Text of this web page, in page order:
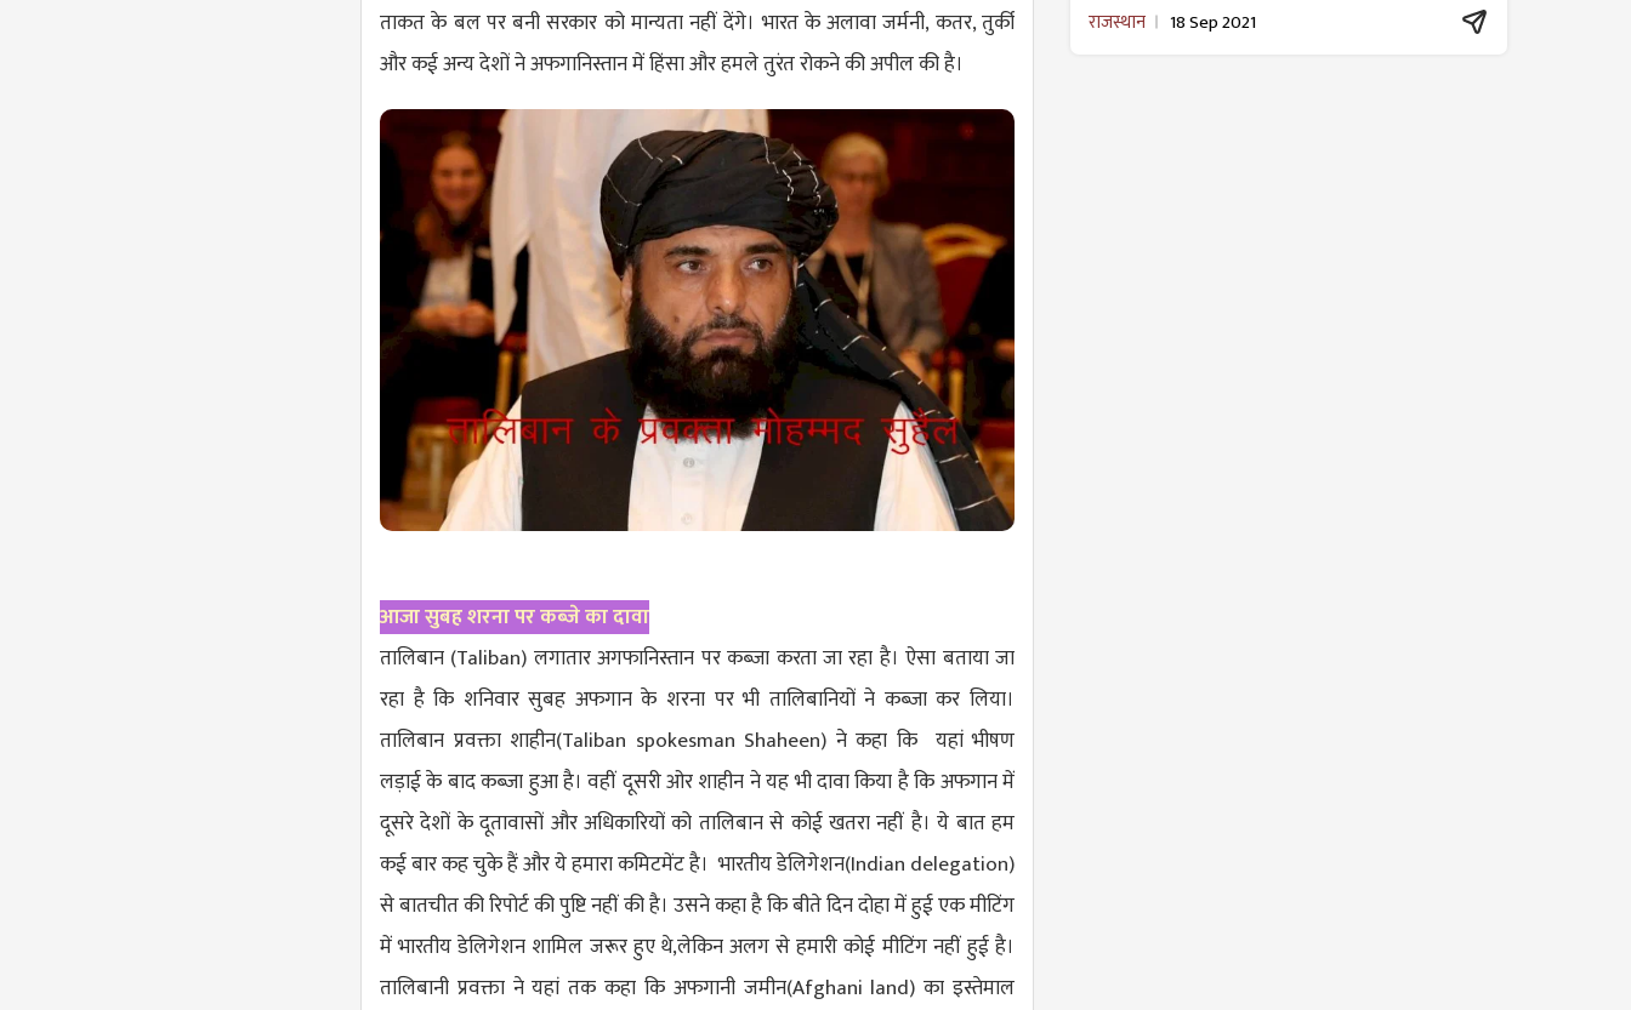
ताकत के बल पर बनी सरकार को मान्यता नहीं देंगे। भारत के अलावा जर्मनी, कतर, तुर्की
और कई अन्य देशों ने अफगानिस्तान में हिंसा और हमले तुरंत रोकने की अपील की है।
आजा सुबह शरना पर कब्जे का दावा
तालिबान (Taliban) लगातार अगफानिस्तान पर कब्जा करता जा रहा है। ऐसा बताया जा
रहा है कि शनिवार सुबह अफगान के शरना पर भी तालिबानियों ने कब्जा कर लिया।
तालिबान प्रवक्ता शाहीन(Taliban spokesman Shaheen) ने कहा कि यहां भीषण
लड़ाई के बाद कब्जा हुआ है। वहीं दूसरी ओर शाहीन ने यह भी दावा किया है कि अफगान में
दूसरे देशों के दूतावासों और अधिकारियों को तालिबान से कोई खतरा नहीं है। ये बात हम
कई बार कह चुके हैं और ये हमारा कमिटमेंट है। भारतीय डेलिगेशन(Indian delegation)
से बातचीत की रिपोर्ट की पुष्टि नहीं की है। उसने कहा है कि बीते दिन दोहा में हुई एक मीटिंग
में भारतीय डेलिगेशन शामिल जरूर हुए थे,लेकिन अलग से हमारी कोई मीटिंग नहीं हुई है।
तालिबानी प्रवक्ता ने यहां तक कहा कि अफगानी जमीन(Afghani land) का इस्तेमाल
राजस्थान 18 Sep 2021